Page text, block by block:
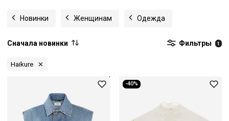
Новинки Женщинам Одежда
Сначала новинки Фильтры 1
Haikure
-40%